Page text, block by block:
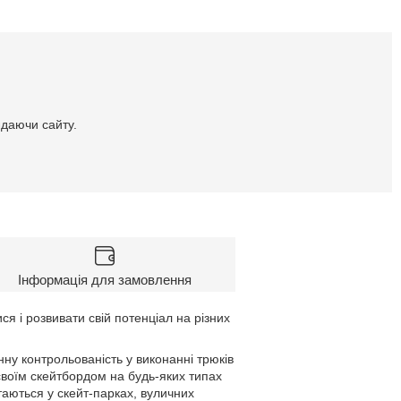
сайту.
Інформація для замовлення
і розвивати свій потенціал на різних
контрольованість у виконанні трюків
скейтбордом на будь-яких типах
у скейт-парках, вуличних